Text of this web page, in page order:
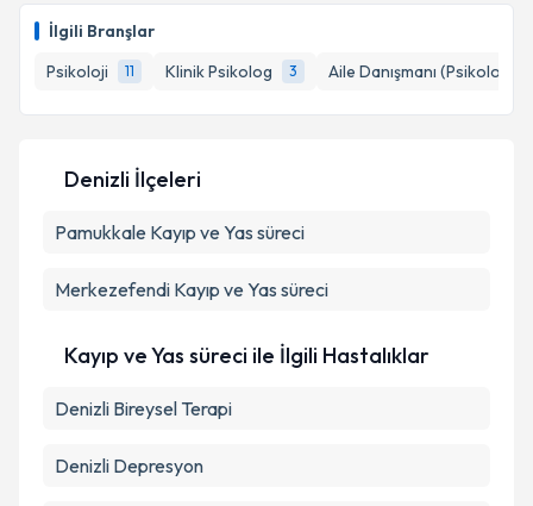
İlgili Branşlar
Psikoloji
11 Klinik Psikolog 3 Aile Danışmanı (Psikolog)
takvim hazırlandığında e-posta ile bilgilendireceğiz.
E-posta Adresiniz
Metni'ni okudum ve kişisel verilerimin belirtilen
Denizli İlçeleri
Pamukkale Kayıp ve Yas süreci
Merkezefendi Kayıp ve Yas süreci
Kayıp ve Yas süreci ile İlgili Hastalıklar
Denizli Bireysel Terapi
Denizli Depresyon